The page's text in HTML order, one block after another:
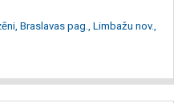
Braslavas pag., Limbažu nov.,